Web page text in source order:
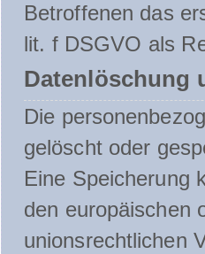
Betroffenen das
lit. f DSGVO als
Datenlöschung
Die
gelöscht oder
Eine Speicherung
den europäischen
unionsrechtlichen